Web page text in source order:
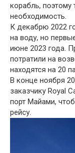
корабль, поэтому
необходимость.
К декабрю 2022
на воду, но
июне 2023 года.
потратили на
находятся на 20
В конце ноября
заказчику Royal
порт Майами,
рейсу.